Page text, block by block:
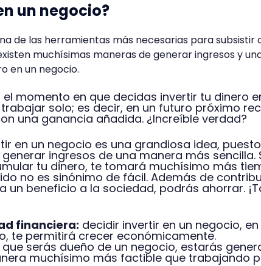
un negocio?
de las herramientas más necesarias para subsistir
muchísimas maneras de generar ingresos y
en un negocio.
el momento en que decidas invertir tu dinero
solo; es decir, en un futuro próximo
una ganancia añadida. ¿Increíble verdad?
en un negocio es una grandiosa idea,
ingresos de una manera más sencilla.
tu dinero, te tomará muchísimo más
no es sinónimo de fácil. Además de
un beneficio a la sociedad, podrás ahorrar.
financiera: decidir invertir en un negocio, en
te permitirá crecer económicamente.
serás dueño de un negocio, estarás
muchísimo más factible que trabajando